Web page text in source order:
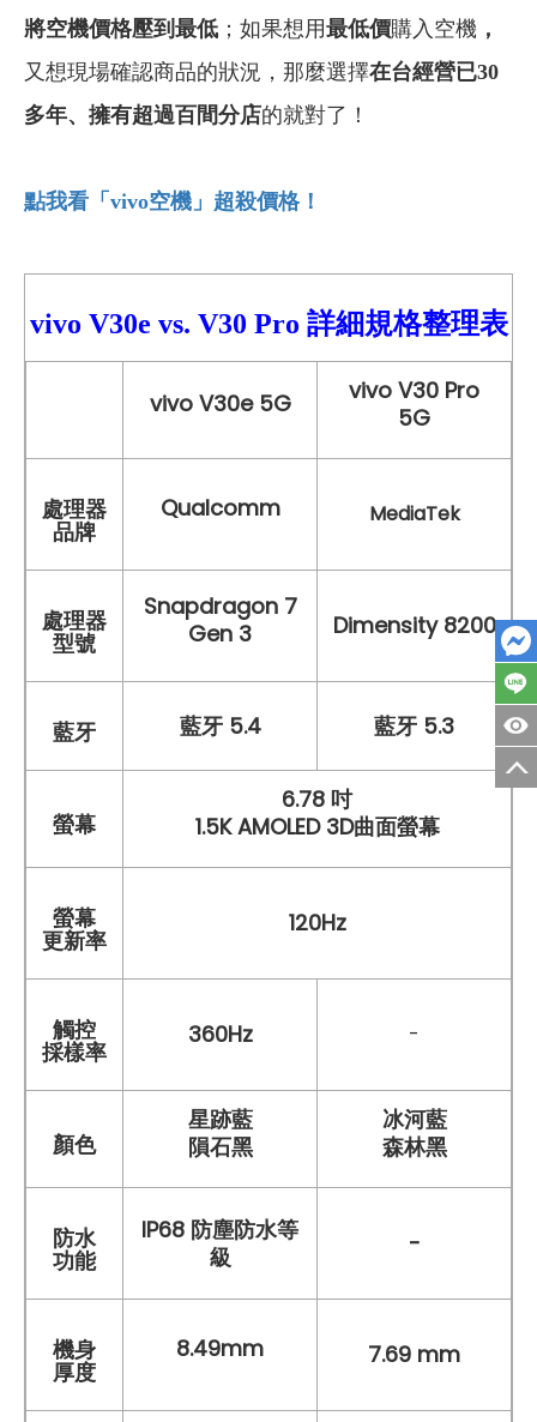
將空機價格壓到最低 ；如果想用最低價購入空機 ，
又想現場確認商品的狀況，那麼選擇在台經營已30
多年、 擁有超過百間分店的就對了！
點我看「vivo空機」超殺價格！
vivo V30e vs. V30 Pro 詳細規格整理表
vivo V30e 5G
vivo V30 Pro
5G
處理器
品牌
Qualcomm MediaTek
處理器
型號
Snapdragon 7
Gen 3
Dimensity 8200
藍牙 藍牙 5.4 藍牙 5.3
螢幕
6.78 吋
1.5K AMOLED 3D曲面螢幕
螢幕
更新率
120Hz
觸控
採樣率
360Hz -
顏色
星跡藍
隕石黑
冰河藍
森林黑
防水
功能
IP68 防塵防水等
級
-
機身
厚度
8.49mm 7.69 mm